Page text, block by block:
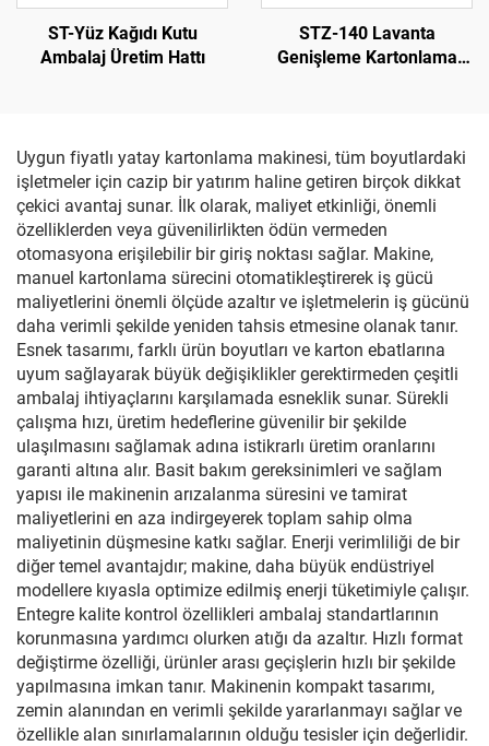
ST-Yüz Kağıdı Kutu
Ambalaj Üretim Hattı
STZ-140 Lavanta
Genişleme Kartonlama
Uygun fiyatlı yatay kartonlama makinesi, tüm boyutlardaki
işletmeler için cazip bir yatırım haline getiren birçok dikkat
çekici avantaj sunar. İlk olarak, maliyet etkinliği, önemli
özelliklerden veya güvenilirlikten ödün vermeden
otomasyona erişilebilir bir giriş noktası sağlar. Makine,
manuel kartonlama sürecini otomatikleştirerek iş gücü
maliyetlerini önemli ölçüde azaltır ve işletmelerin iş gücünü
daha verimli şekilde yeniden tahsis etmesine olanak tanır.
Esnek tasarımı, farklı ürün boyutları ve karton ebatlarına
uyum sağlayarak büyük değişiklikler gerektirmeden çeşitli
ambalaj ihtiyaçlarını karşılamada esneklik sunar. Sürekli
çalışma hızı, üretim hedeflerine güvenilir bir şekilde
ulaşılmasını sağlamak adına istikrarlı üretim oranlarını
garanti altına alır. Basit bakım gereksinimleri ve sağlam
yapısı ile makinenin arızalanma süresini ve tamirat
maliyetlerini en aza indirgeyerek toplam sahip olma
maliyetinin düşmesine katkı sağlar. Enerji verimliliği de bir
diğer temel avantajdır; makine, daha büyük endüstriyel
modellere kıyasla optimize edilmiş enerji tüketimiyle çalışır.
Entegre kalite kontrol özellikleri ambalaj standartlarının
korunmasına yardımcı olurken atığı da azaltır. Hızlı format
değiştirme özelliği, ürünler arası geçişlerin hızlı bir şekilde
yapılmasına imkan tanır. Makinenin kompakt tasarımı,
zemin alanından en verimli şekilde yararlanmayı sağlar ve
özellikle alan sınırlamalarının olduğu tesisler için değerlidir.